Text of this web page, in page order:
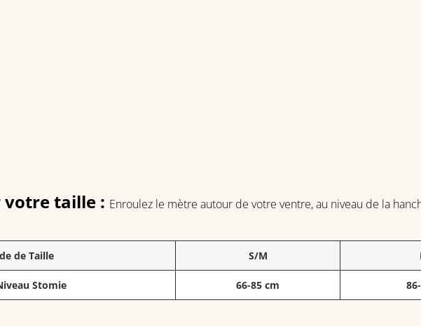
taille : Enroulez le mètre autour de votre ventre, au niveau de la
de Taille S/M
Stomie 66-85 cm